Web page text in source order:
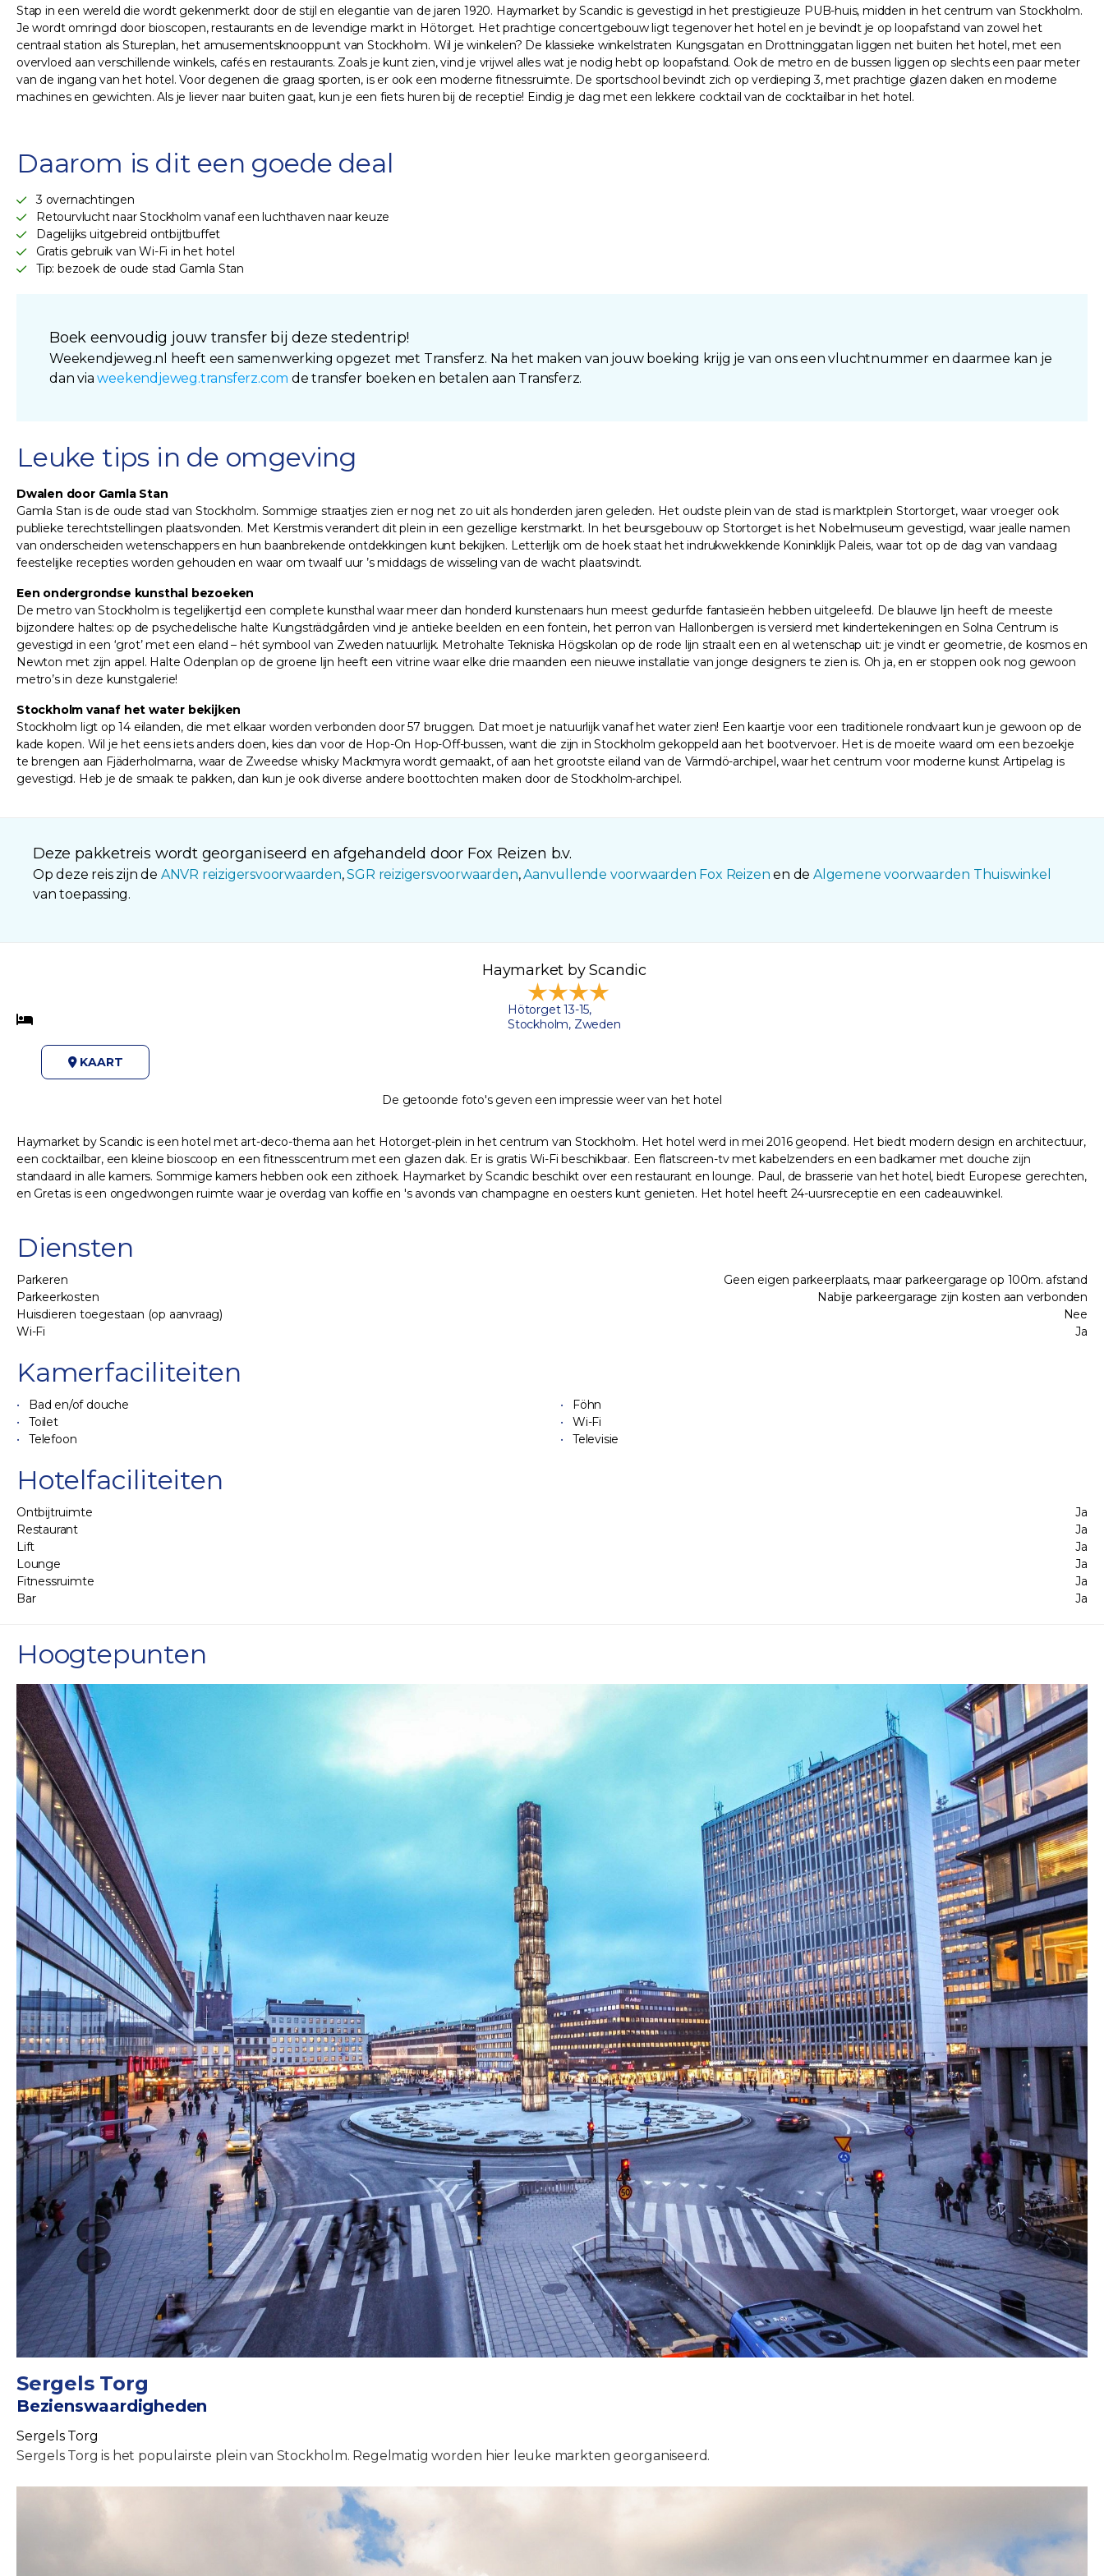
Stap in een wereld die wordt gekenmerkt door de stijl en elegantie van de jaren 1920. Haymarket by Scandic is gevestigd in het prestigieuze PUB-huis, midden in het centrum van Stockholm.
Je wordt omringd door bioscopen, restaurants en de levendige markt in Hötorget. Het prachtige concertgebouw ligt tegenover het hotel en je bevindt je op loopafstand van zowel het
centraal station als Stureplan, het amusementsknooppunt van Stockholm. Wil je winkelen? De klassieke winkelstraten Kungsgatan en Drottninggatan liggen net buiten het hotel, met een
overvloed aan verschillende winkels, cafés en restaurants. Zoals je kunt zien, vind je vrijwel alles wat je nodig hebt op loopafstand. Ook de metro en de bussen liggen op slechts een paar meter
van de ingang van het hotel. Voor degenen die graag sporten, is er ook een moderne fitnessruimte. De sportschool bevindt zich op verdieping 3, met prachtige glazen daken en moderne
machines en gewichten. Als je liever naar buiten gaat, kun je een fiets huren bij de receptie! Eindig je dag met een lekkere cocktail van de cocktailbar in het hotel.
Daarom is dit een goede deal
3 overnachtingen
Retourvlucht naar Stockholm vanaf een luchthaven naar keuze
Dagelijks uitgebreid ontbijtbuffet
Gratis gebruik van Wi-Fi in het hotel
Tip: bezoek de oude stad Gamla Stan
Boek eenvoudig jouw transfer bij deze stedentrip!
Weekendjeweg.nl heeft een samenwerking opgezet met Transferz. Na het maken van jouw boeking krijg je van ons een vluchtnummer en daarmee kan je
dan viaweekendjeweg.transferz.comde transfer boeken en betalen aan Transferz.
Leuke tips in de omgeving
Dwalen door Gamla Stan
Gamla Stan is de oude stad van Stockholm. Sommige straatjes zien er nog net zo uit als honderden jaren geleden. Het oudste plein van de stad is marktplein Stortorget, waar vroeger ook
publieke terechtstellingen plaatsvonden. Met Kerstmis verandert dit plein in een gezellige kerstmarkt. In het beursgebouw op Stortorget is het Nobelmuseum gevestigd, waar jealle namen
van onderscheiden wetenschappers en hun baanbrekende ontdekkingen kunt bekijken. Letterlijk om de hoek staat het indrukwekkende Koninklijk Paleis, waar tot op de dag van vandaag
feestelijke recepties worden gehouden en waar om twaalf uur ’s middags de wisseling van de wacht plaatsvindt.
Een ondergrondse kunsthal bezoeken
De metro van Stockholm is tegelijkertijd een complete kunsthal waar meer dan honderd kunstenaars hun meest gedurfde fantasieën hebben uitgeleefd. De blauwe lijn heeft de meeste
bijzondere haltes: op de psychedelische halte Kungsträdgården vind je antieke beelden en een fontein, het perron van Hallonbergen is versierd met kindertekeningen en Solna Centrum is
gevestigd in een ‘grot’ met een eland – hét symbool van Zweden natuurlijk. Metrohalte Tekniska Högskolan op de rode lijn straalt een en al wetenschap uit: je vindt er geometrie, de kosmos en
Newton met zijn appel. Halte Odenplan op de groene lijn heeft een vitrine waar elke drie maanden een nieuwe installatie van jonge designers te zien is. Oh ja, en er stoppen ook nog gewoon
metro’s in deze kunstgalerie!
Stockholm vanaf het water bekijken
Stockholm ligt op 14 eilanden, die met elkaar worden verbonden door 57 bruggen. Dat moet je natuurlijk vanaf het water zien! Een kaartje voor een traditionele rondvaart kun je gewoon op de
kade kopen. Wil je het eens iets anders doen, kies dan voor de Hop-On Hop-Off-bussen, want die zijn in Stockholm gekoppeld aan het bootvervoer. Het is de moeite waard om een bezoekje
te brengen aan Fjäderholmarna, waar de Zweedse whisky Mackmyra wordt gemaakt, of aan het grootste eiland van de Värmdö-archipel, waar het centrum voor moderne kunst Artipelag is
gevestigd. Heb je de smaak te pakken, dan kun je ook diverse andere boottochten maken door de Stockholm-archipel.
Deze pakketreis wordt georganiseerd en afgehandeld door Fox Reizen b.v.
Op deze reis zijn de ANVR reizigersvoorwaarden,SGR reizigersvoorwaarden,Aanvullende voorwaarden Fox Reizen en deAlgemene voorwaarden Thuiswinkel
van toepassing.
Haymarket by Scandic
Hötorget 13-15,
Stockholm, Zweden
KAART
De getoonde foto's geven een impressie weer van het hotel
Haymarket by Scandic is een hotel met art-deco-thema aan het Hotorget-plein in het centrum van Stockholm. Het hotel werd in mei 2016 geopend. Het biedt modern design en architectuur,
een cocktailbar, een kleine bioscoop en een fitnesscentrum met een glazen dak. Er is gratis Wi-Fi beschikbaar. Een flatscreen-tv met kabelzenders en een badkamer met douche zijn
standaard in alle kamers. Sommige kamers hebben ook een zithoek. Haymarket by Scandic beschikt over een restaurant en lounge. Paul, de brasserie van het hotel, biedt Europese gerechten,
en Gretas is een ongedwongen ruimte waar je overdag van koffie en 's avonds van champagne en oesters kunt genieten. Het hotel heeft 24-uursreceptie en een cadeauwinkel.
Diensten
Parkeren
Geen eigen parkeerplaats, maar parkeergarage op 100m. afstand
Parkeerkosten
Nabije parkeergarage zijn kosten aan verbonden
Huisdieren toegestaan (op aanvraag)
Nee
Wi-Fi
Ja
Kamerfaciliteiten
Bad en/of douche
Föhn
Toilet
Wi-Fi
Telefoon
Televisie
Hotelfaciliteiten
Ontbijtruimte
Ja
Restaurant
Ja
Lift
Ja
Lounge
Ja
Fitnessruimte
Ja
Bar
Ja
Hoogtepunten
Sergels Torg
Bezienswaardigheden
Sergels Torg
Sergels Torg is het populairste plein van Stockholm. Regelmatig worden hier leuke markten georganiseerd.